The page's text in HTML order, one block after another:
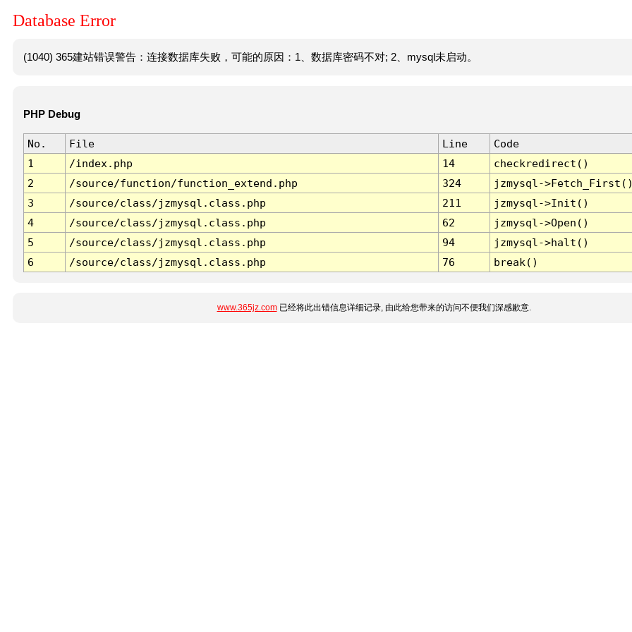
Database Error
(1040) 365建站错误警告：连接数据库失败，可能的原因：1、数据库密码不对; 2、mysql未启动。
PHP Debug
No. File Line
Code
1
/index.php 14
checkredirect()
2
/source/function/function_extend.php 324
jzmysql-
3
/source/class/jzmysql.class.php 211
jzmysql->Init()
4
/source/class/jzmysql.class.php 62
jzmysql->Open()
5
/source/class/jzmysql.class.php 94
jzmysql->halt()
6
/source/class/jzmysql.class.php 76 break()
www.365jz.com已经将此出错信息详细记录, 由此给您带来的访问不便我们深感歉意.